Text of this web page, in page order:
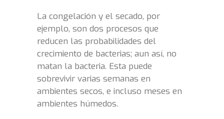
La congelación y el secado, por
ejemplo, son dos procesos que
reducen las probabilidades del
crecimiento de bacterias; aun así, no
matan la bacteria. Esta puede
sobrevivir varias semanas en
ambientes secos, e incluso meses en
ambientes húmedos.